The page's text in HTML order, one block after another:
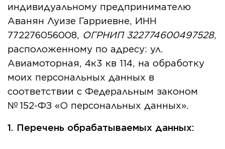
индивидуальному предпринимателю
Аванян Луизе Гарриевне, ИНН
772276056008, ОГРНИП 322774600497528,
расположенному по адресу: ул.
Авиамоторная, 4к3 кв 114, на обработку
моих персональных данных в
соответствии с Федеральным законом
№ 152-ФЗ «О персональных данных».
1. Перечень обрабатываемых данных: